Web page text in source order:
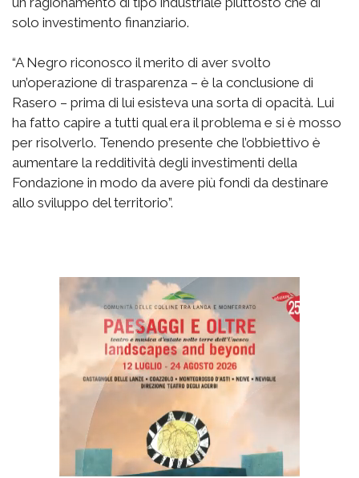
solo investimento finanziario.
“A Negro riconosco il merito di aver svolto
un’operazione di trasparenza – è la conclusione di
Rasero – prima di lui esisteva una sorta di opacità. Lui
ha fatto capire a tutti qual era il problema e si è mosso
per risolverlo. Tenendo presente che l’obbiettivo è
aumentare la redditività degli investimenti della
Fondazione in modo da avere più fondi da destinare
allo sviluppo del territorio”.